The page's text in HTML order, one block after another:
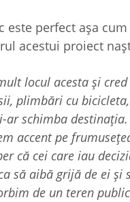
este perfect așa
acestui proiect
locul acesta și
plimbări cu
schimba
accent pe
că cei care iau
să aibă grijă de ei și
de un teren